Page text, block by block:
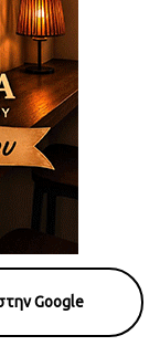
Google